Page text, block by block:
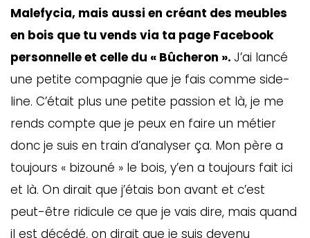
Malefycia, mais aussi en créant des meubles
en bois que tu vends via ta page Facebook
personnelle et celle du « Bûcheron ». J’ai lancé
une petite compagnie que je fais comme side-
line. C’était plus une petite passion et là, je me
rends compte que je peux en faire un métier
donc je suis en train d’analyser ça. Mon père a
toujours « bizouné » le bois, y’en a toujours fait ici
et là. On dirait que j’étais bon avant et c’est
peut-être ridicule ce que je vais dire, mais quand
il est décédé, on dirait que je suis devenu